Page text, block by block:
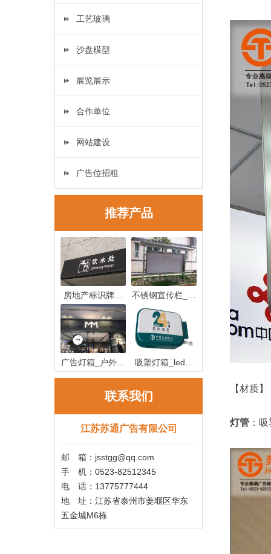
工艺玻璃
沙盘模型
展览展示
合作单位
网站建设
广告位招租
推荐产品
房地产标识牌制
作_房地产
不锈钢宣传栏_不
锈钢宣传
广告灯箱_户外广
告灯箱
吸塑灯箱_led吸
塑灯箱制作
联系我们
江苏苏通广告有限公司
邮 箱：jsstgg@qq.com
手 机：0523-82512345
电 话：13775777444
地 址：江苏省泰州市姜堰区华东
五金城M6栋
【材质
灯管 ：